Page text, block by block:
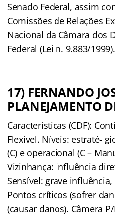
Senado Federal, assim
Comissões de Relações
Nacional da Câmara dos
Federal (Lei n. 9.883/1999).
17) FERNANDO
PLANEJAMENTO
Características (CDF):
Flexível. Níveis: estraté-
(C) e operacional (C –
Vizinhança: inﬂuência
Sensível: grave
Pontos críticos (sofrer
(causar danos). Câmera